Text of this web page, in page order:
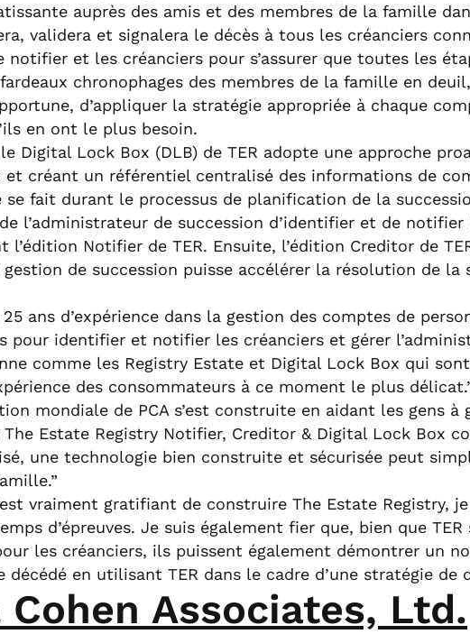
auprès des amis et des membres de la famille
validera et signalera le décès à tous les créanciers
et les créanciers pour s’assurer que toutes les
chronophages des membres de la famille en
d’appliquer la stratégie appropriée à chaque
en ont le plus besoin.
Digital Lock Box (DLB) de TER adopte une approche
créant un référentiel centralisé des informations de
fait durant le processus de planification de la
l’administrateur de succession d’identifier et de
Notifier de TER. Ensuite, l’édition Creditor de
de succession puisse accélérer la résolution de
ans d’expérience dans la gestion des comptes de
pour identifier et notifier les créanciers et gérer
comme les Registry Estate et Digital Lock Box qui
des consommateurs à ce moment le plus
mondiale de PCA s’est construite en aidant les gens à
Estate Registry Notifier, Creditor & Digital Lock Box
une technologie bien construite et sécurisée peut
vraiment gratifiant de construire The Estate Registry,
d’épreuves. Je suis également fier que, bien que
les créanciers, ils puissent également démontrer un
en utilisant TER dans le cadre d’une stratégie de
Associates, Ltd.